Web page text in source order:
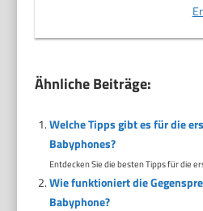
Ähnliche Beiträge:
Welche Tipps gibt es für die
Babyphones?
Entdecken Sie die besten Tipps für die
Wie funktioniert die
Babyphone?